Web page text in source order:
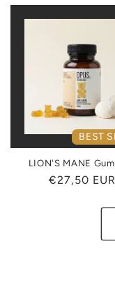
BEST
LION'S MANE
Prix
€27,50 EUR